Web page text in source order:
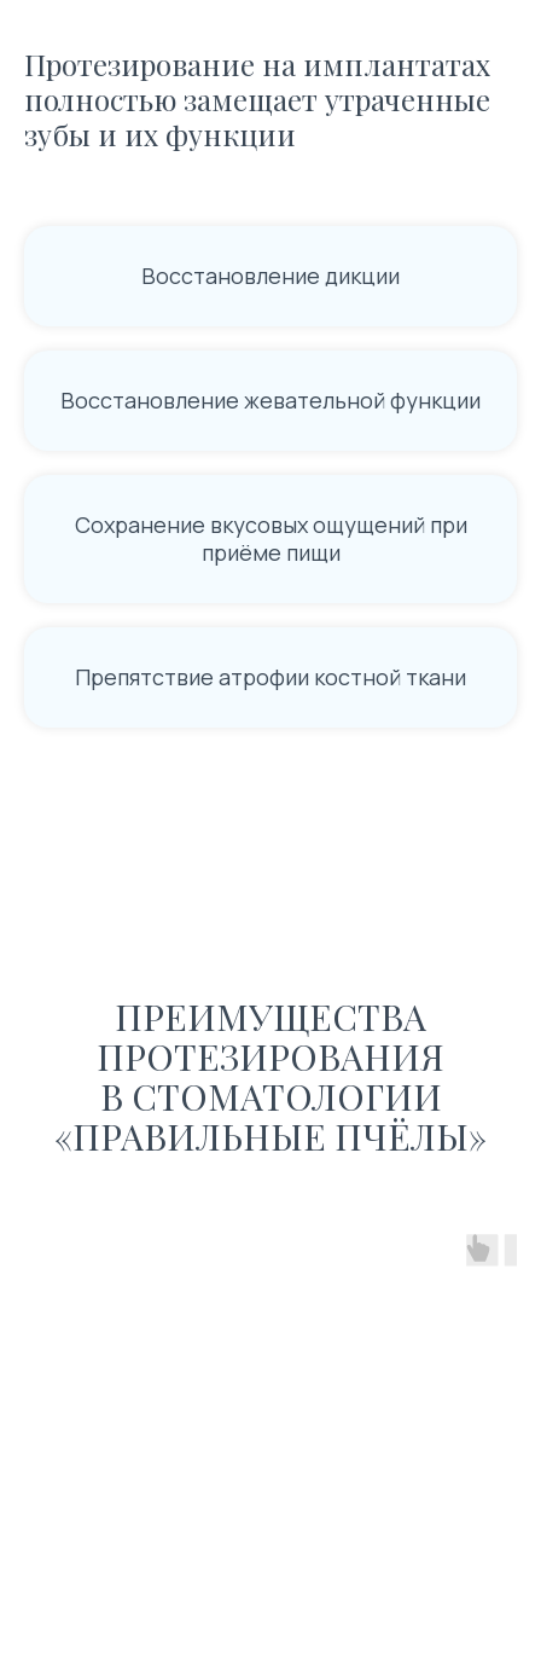
Протезирование на имплантатах
полностью замещает утраченные
зубы и их функции
Восстановление дикции
Восстановление жевательной функции
Сохранение вкусовых ощущений при
приёме пищи
Препятствие атрофии костной ткани
ПРЕИМУЩЕСТВА
ПРОТЕЗИРОВАНИЯ
В СТОМАТОЛОГИИ
«ПРАВИЛЬНЫЕ ПЧЁЛЫ»